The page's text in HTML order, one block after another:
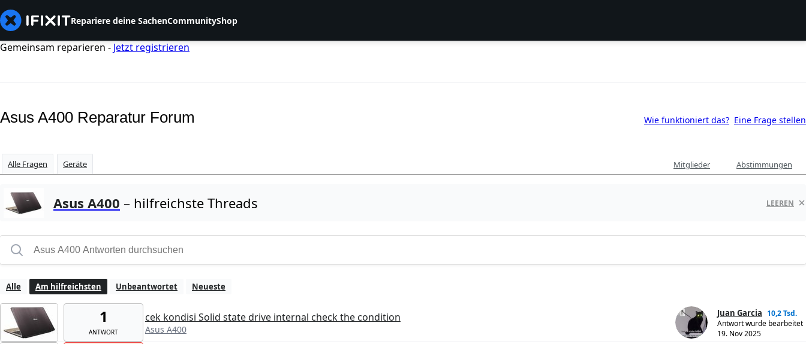
Repariere deine SachenCommunityShop
Gemeinsam reparieren - Jetzt registrieren
Asus A400 Reparatur Forum Wie funktioniert das? Eine Frage stellen
Alle Fragen Geräte Mitglieder Abstimmungen
Asus A400 – hilfreichste Threads LEEREN
Alle Am hilfreichsten Unbeantwortet Neueste
1
ANTWORT
cek kondisi Solid state drive internal check the condition
Asus A400
Juan Garcia 10,2 Tsd.
Antwort wurde bearbeitet
19. Nov 2025